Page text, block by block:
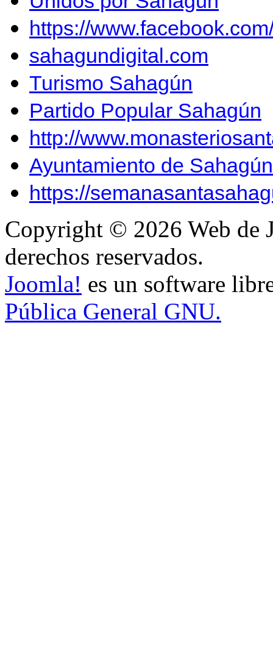
https://
sahagundigital.com
Turismo Sahagún
Partido Popular Sahagún
http://
Ayuntamiento de Sahagún
https://
Copyright © 2026 Web de
derechos reservados.
Joomla! es un software
Pública General GNU.